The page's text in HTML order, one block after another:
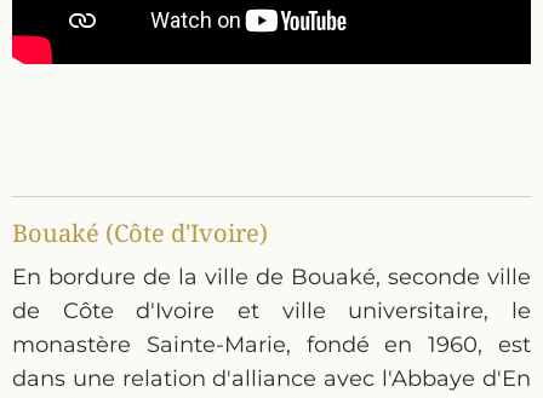
Bouaké (Côte d'Ivoire)
En bordure de la ville de Bouaké, seconde ville
de Côte d'Ivoire et ville universitaire, le
monastère Sainte-Marie, fondé en 1960, est
dans une relation d'alliance avec l'Abbaye d'En